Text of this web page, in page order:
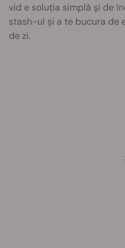
vid e soluția simplă și de
stash-ul și a te bucura de
de zi.